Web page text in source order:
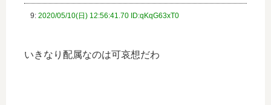
9: 2020/05/10(日) 12:56:41.70 ID:qKqG63xT0
いきなり配属なのは可哀想だわ